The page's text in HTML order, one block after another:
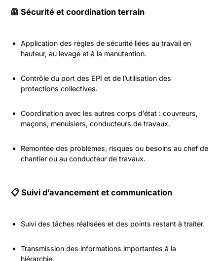
🦺 Sécurité et coordination terrain
Application des règles de sécurité liées au travail en
hauteur, au levage et à la manutention.
Contrôle du port des EPI et de l’utilisation des
protections collectives.
Coordination avec les autres corps d’état : couvreurs,
maçons, menuisiers, conducteurs de travaux.
Remontée des problèmes, risques ou besoins au chef de
chantier ou au conducteur de travaux.
📋 Suivi d’avancement et communication
Suivi des tâches réalisées et des points restant à traiter.
Transmission des informations importantes à la
hiérarchie.